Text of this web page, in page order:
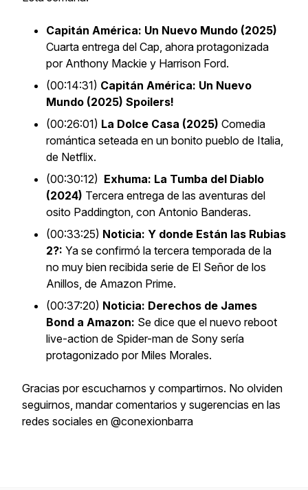
Capitán América: Un Nuevo Mundo (2025)
Cuarta entrega del Cap, ahora protagonizada
por Anthony Mackie y Harrison Ford.
(00:14:31) Capitán América: Un Nuevo
Mundo (2025) Spoilers!
(00:26:01) La Dolce Casa (2025) Comedia
romántica seteada en un bonito pueblo de Italia,
de Netflix.
(00:30:12) Exhuma: La Tumba del Diablo
(2024) Tercera entrega de las aventuras del
osito Paddington, con Antonio Banderas.
(00:33:25) Noticia: Y donde Están las Rubias
2?: Ya se confirmó la tercera temporada de la
no muy bien recibida serie de El Señor de los
Anillos, de Amazon Prime.
(00:37:20) Noticia: Derechos de James
Bond a Amazon: Se dice que el nuevo reboot
live-action de Spider-man de Sony sería
protagonizado por Miles Morales.
Gracias por escucharnos y compartirnos. No olviden
seguirnos, mandar comentarios y sugerencias en las
redes sociales en @conexionbarra